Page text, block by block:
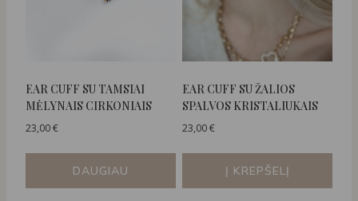
EAR CUFF SU TAMSIAI
MĖLYNAIS CIRKONIAIS
23,00€
DAUGIAU
EAR CUFF SU ŽALIOS
SPALVOS KRISTALIUKAIS
23,00€
Į KREPŠELĮ